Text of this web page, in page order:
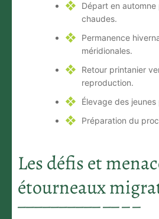
Départ en
chaudes.
Permanence
méridionales.
Retour printanier
reproduction.
Élevage des jeunes
Préparation du
Les défis et
étourneaux